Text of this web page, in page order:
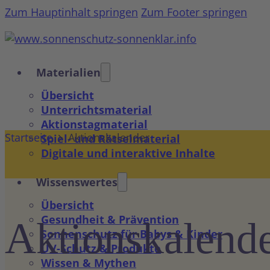
Zum Hauptinhalt springen Zum Footer springen
Materialien
Übersicht
Unterrichtsmaterial
Aktionstagmaterial
Spiel- und Rätselmaterial
Digitale und interaktive Inhalte
Wissenswertes
Übersicht
Gesundheit & Prävention
Sonnenschutz für Babys & Kinder
UV-Schutz & Produkte
Wissen & Mythen
Startseite Aktionskalender